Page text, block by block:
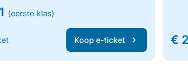
(eerste klas)
Koop e-ticket €